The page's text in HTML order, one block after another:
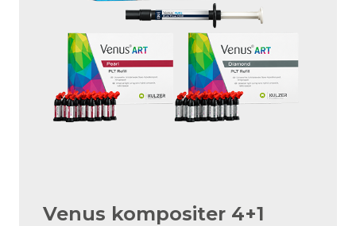
Venus kompositer 4+1